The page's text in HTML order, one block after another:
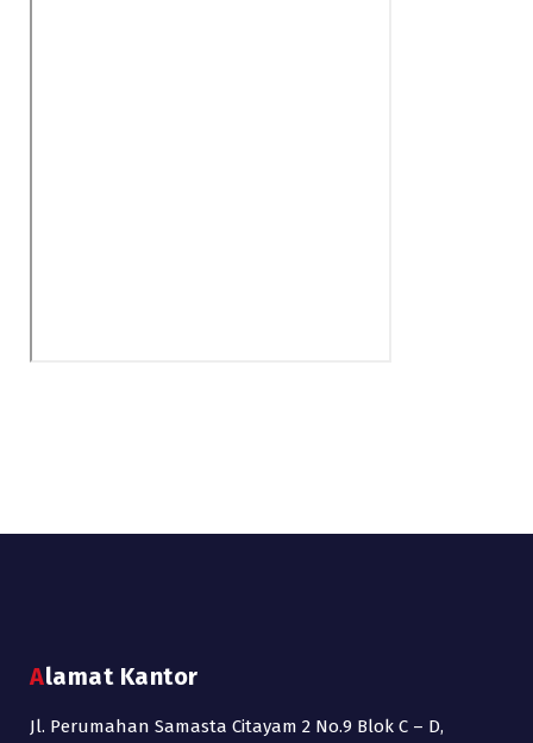
Alamat Kantor
Jl. Perumahan Samasta Citayam 2 No.9 Blok C – D,